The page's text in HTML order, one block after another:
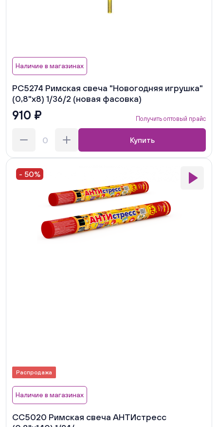
Наличие в магазинах
РС5274 Римская свеча "Новогодняя игрушка"
(0,8"х8) 1/36/2 (новая фасовка)
910 ₽ Получить оптовый прайс
Купить
Распродажа
Наличие в магазинах
СС5020 Римская свеча АНТИстресс
- 50%